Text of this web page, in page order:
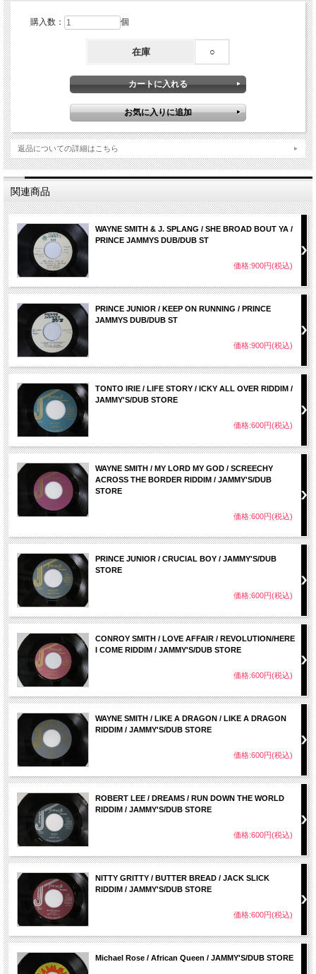
購入数： 個
在庫 ○
返品についての詳細はこちら
関連商品
WAYNE SMITH & J. SPLANG / SHE BROAD BOUT YA /
PRINCE JAMMYS DUB/DUB ST
価格:900円(税込)
PRINCE JUNIOR / KEEP ON RUNNING / PRINCE
JAMMYS DUB/DUB ST
価格:900円(税込)
TONTO IRIE / LIFE STORY / ICKY ALL OVER RIDDIM /
JAMMY'S/DUB STORE
価格:600円(税込)
WAYNE SMITH / MY LORD MY GOD / SCREECHY
ACROSS THE BORDER RIDDIM / JAMMY'S/DUB
STORE
価格:600円(税込)
PRINCE JUNIOR / CRUCIAL BOY / JAMMY'S/DUB
STORE
価格:600円(税込)
CONROY SMITH / LOVE AFFAIR / REVOLUTION/HERE
I COME RIDDIM / JAMMY'S/DUB STORE
価格:600円(税込)
WAYNE SMITH / LIKE A DRAGON / LIKE A DRAGON
RIDDIM / JAMMY'S/DUB STORE
価格:600円(税込)
ROBERT LEE / DREAMS / RUN DOWN THE WORLD
RIDDIM / JAMMY'S/DUB STORE
価格:600円(税込)
NITTY GRITTY / BUTTER BREAD / JACK SLICK
RIDDIM / JAMMY'S/DUB STORE
価格:600円(税込)
Michael Rose / African Queen / JAMMY'S/DUB STORE